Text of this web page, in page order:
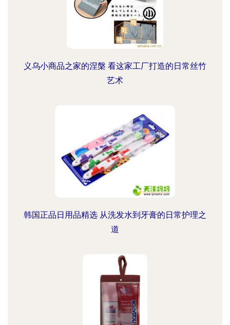
义乌小商品之家的涅槃 看这家工厂打造的日常丝竹
艺术
韩国正品日用品精选 从洗发水到牙膏的日常护理之
道